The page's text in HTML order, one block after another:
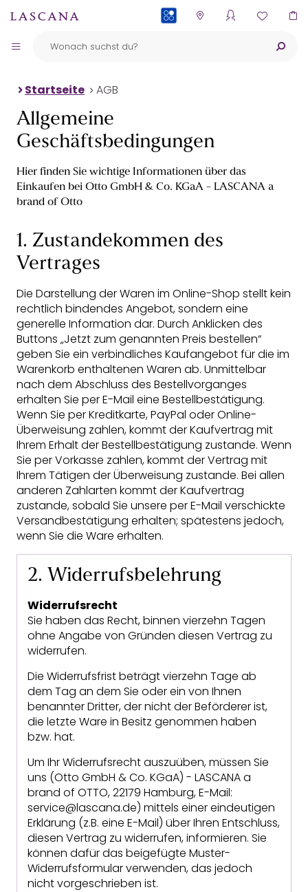
Startseite AGB
Allgemeine
Geschäftsbedingungen
Hier finden Sie wichtige Informationen über das
Einkaufen bei Otto GmbH & Co. KGaA - LASCANA a
brand of Otto
1. Zustandekommen des
Vertrages
Die Darstellung der Waren im Online-Shop stellt kein
rechtlich bindendes Angebot, sondern eine
generelle Information dar. Durch Anklicken des
Buttons „Jetzt zum genannten Preis bestellen“
geben Sie ein verbindliches Kaufangebot für die im
Warenkorb enthaltenen Waren ab. Unmittelbar
nach dem Abschluss des Bestellvorganges
erhalten Sie per E-Mail eine Bestellbestätigung.
Wenn Sie per Kreditkarte, PayPal oder Online-
Überweisung zahlen, kommt der Kaufvertrag mit
Ihrem Erhalt der Bestellbestätigung zustande. Wenn
Sie per Vorkasse zahlen, kommt der Vertrag mit
Ihrem Tätigen der Überweisung zustande. Bei allen
anderen Zahlarten kommt der Kaufvertrag
zustande, sobald Sie unsere per E-Mail verschickte
Versandbestätigung erhalten; spätestens jedoch,
wenn Sie die Ware erhalten.
2. Widerrufsbelehrung
Widerrufsrecht
Sie haben das Recht, binnen vierzehn Tagen
ohne Angabe von Gründen diesen Vertrag zu
widerrufen.
Die Widerrufsfrist beträgt vierzehn Tage ab
dem Tag an dem Sie oder ein von Ihnen
benannter Dritter, der nicht der Beförderer ist,
die letzte Ware in Besitz genommen haben
bzw. hat.
Um Ihr Widerrufsrecht auszuüben, müssen Sie
uns (Otto GmbH & Co. KGaA) - LASCANA a
brand of OTTO, 22179 Hamburg, E-Mail:
service@lascana.de) mittels einer eindeutigen
Erklärung (z.B. eine E-Mail) über Ihren Entschluss,
diesen Vertrag zu widerrufen, informieren. Sie
können dafür das beigefügte Muster-
Widerrufsformular verwenden, das jedoch
nicht vorgeschrieben ist.